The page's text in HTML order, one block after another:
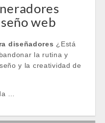
web
diseñadores ¿Está
la rutina y
y la creatividad de
…